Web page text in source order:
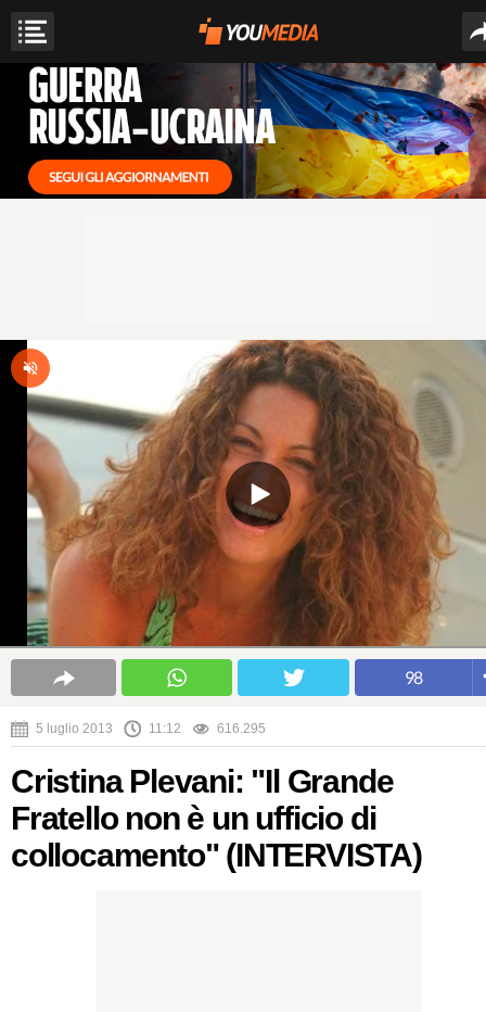
98
5 luglio 2013 11:12 616.295
Cristina Plevani: "Il Grande
Fratello non è un ufficio di
collocamento" (INTERVISTA)